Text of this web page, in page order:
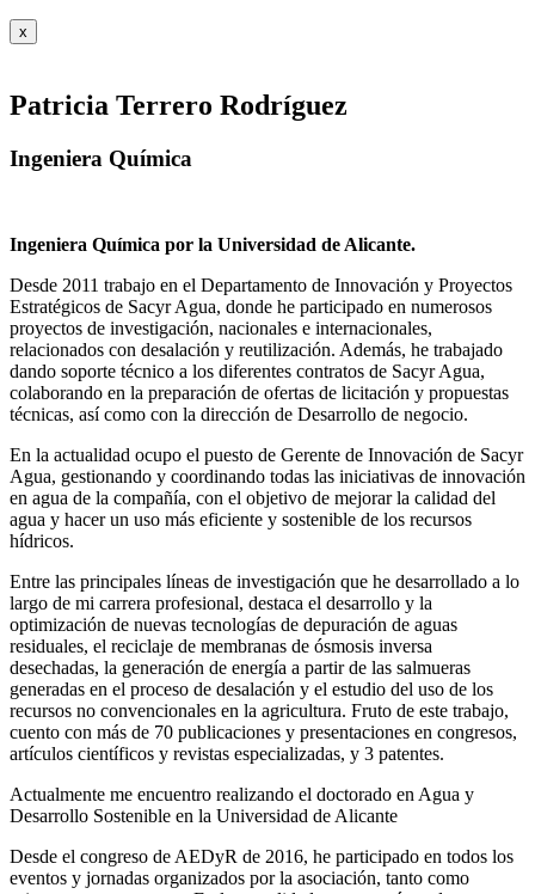
x
Patricia Terrero Rodríguez
Ingeniera Química
Ingeniera Química por la Universidad de Alicante.
Desde 2011 trabajo en el Departamento de Innovación y Proyectos
Estratégicos de Sacyr Agua, donde he participado en numerosos
proyectos de investigación, nacionales e internacionales,
relacionados con desalación y reutilización. Además, he trabajado
dando soporte técnico a los diferentes contratos de Sacyr Agua,
colaborando en la preparación de ofertas de licitación y propuestas
técnicas, así como con la dirección de Desarrollo de negocio.
En la actualidad ocupo el puesto de Gerente de Innovación de Sacyr
Agua, gestionando y coordinando todas las iniciativas de innovación
en agua de la compañía, con el objetivo de mejorar la calidad del
agua y hacer un uso más eficiente y sostenible de los recursos
hídricos.
Entre las principales líneas de investigación que he desarrollado a lo
largo de mi carrera profesional, destaca el desarrollo y la
optimización de nuevas tecnologías de depuración de aguas
residuales, el reciclaje de membranas de ósmosis inversa
desechadas, la generación de energía a partir de las salmueras
generadas en el proceso de desalación y el estudio del uso de los
recursos no convencionales en la agricultura. Fruto de este trabajo,
cuento con más de 70 publicaciones y presentaciones en congresos,
artículos científicos y revistas especializadas, y 3 patentes.
Actualmente me encuentro realizando el doctorado en Agua y
Desarrollo Sostenible en la Universidad de Alicante
Desde el congreso de AEDyR de 2016, he participado en todos los
eventos y jornadas organizados por la asociación, tanto como